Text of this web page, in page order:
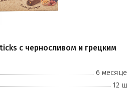
с черносливом и грецким
6
12